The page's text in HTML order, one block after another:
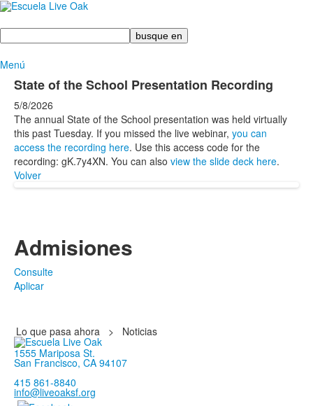
Busque
en
Menú
State of the School Presentation Recording
5/8/2026
The annual State of the School presentation was held virtually
this past Tuesday. If you missed the live webinar, you can
access the recording here. Use this access code for the
recording: gK.7y4XN. You can also view the slide deck here.
Volver
Admisiones
Consulte
Aplicar
Lo que pasa ahora >
Noticias
1555 Mariposa St.
San Francisco, CA 94107
415 861-8840
info@liveoaksf.org